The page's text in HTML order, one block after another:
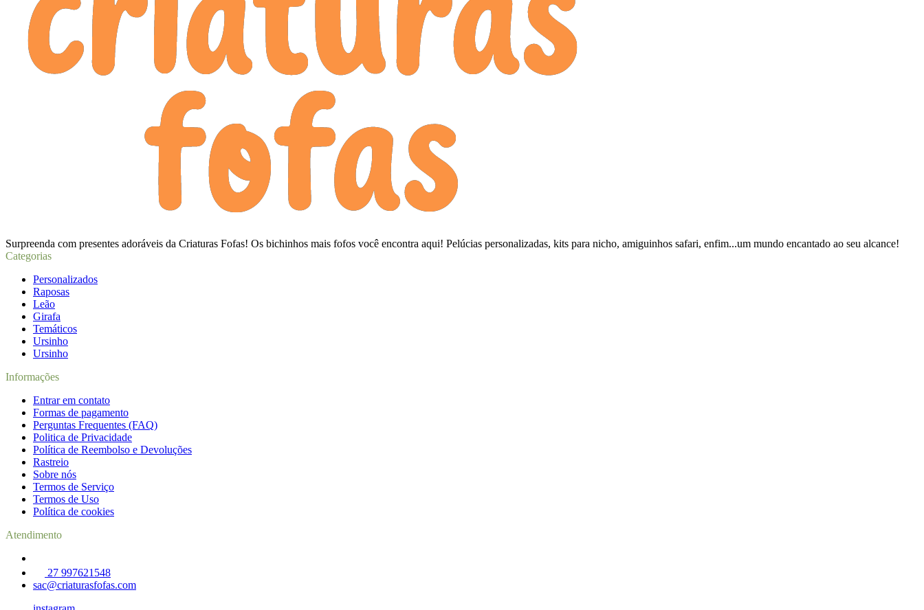
Surpreenda com presentes adoráveis da Criaturas Fofas! Os bichinhos mais fofos você encontra aqui! Pelúcias personalizadas, kits para nicho, amiguinhos safari, enfim...um mundo encantado ao seu alcance!
Categorias
Personalizados
Raposas
Leão
Girafa
Temáticos
Ursinho
Ursinho
Informações
Entrar em contato
Formas de pagamento
Perguntas Frequentes (FAQ)
Politica de Privacidade
Política de Reembolso e Devoluções
Rastreio
Sobre nós
Termos de Serviço
Termos de Uso
Política de cookies
Atendimento
27 997621548
sac@criaturasfofas.com